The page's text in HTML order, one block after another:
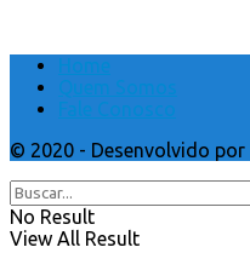
Home
Quem Somos
Fale Conosco
© 2020 - Desenvolvido por
No Result
View All Result